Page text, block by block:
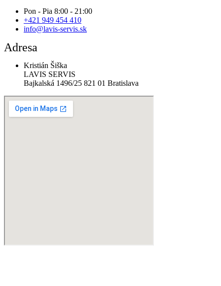
Pon - Pia 8:00 - 21:00
+421 949 454 410
info@lavis-servis.sk
Adresa
Kristián Šiška
LAVIS SERVIS
Bajkalská 1496/25 821 01 Bratislava